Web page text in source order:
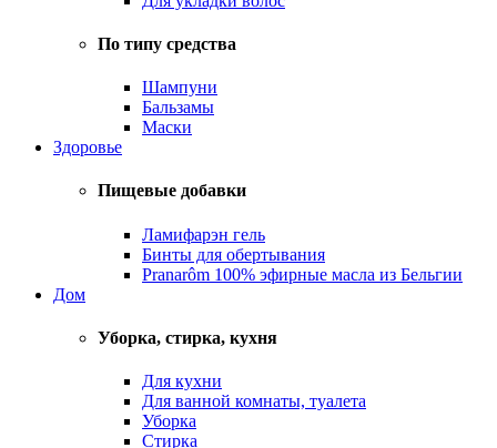
По типу средства
Шампуни
Бальзамы
Маски
Здоровье
Пищевые добавки
Ламифарэн гель
Бинты для обертывания
Pranarôm 100% эфирные масла из Бельгии
Дом
Уборка, стирка, кухня
Для кухни
Для ванной комнаты, туалета
Уборка
Стирка